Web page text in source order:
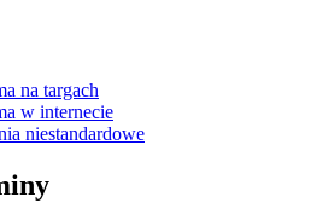
na targach
w internecie
niestandardowe